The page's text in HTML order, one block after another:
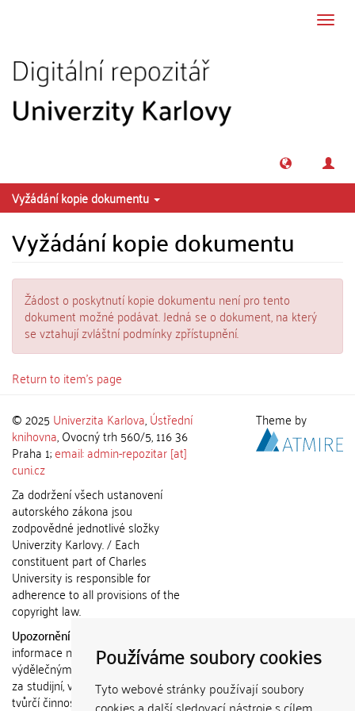
Používáme soubory cookies
Tyto webové stránky používají soubory
Vyžádání kopie dokumentu
Vyžádání kopie dokumentu
Žádost o poskytnutí kopie dokumentu není pro tento
dokument možné podávat. Jedná se o dokument, na který
se vztahují zvláštní podmínky zpřístupnění.
Return to item's page
© 2025 Univerzita Karlova,Ústřední
knihovna, Ovocný trh 560/5, 116 36
Praha 1;email: admin-repozitar [at]
cuni.cz
Za dodržení všech ustanovení
autorského zákona jsou
zodpovědné jednotlivé složky
Univerzity Karlovy. / Each
constituent part of Charles
University is responsible for
adherence to all provisions of the
copyright law.
Upozornění / Notice:
informace nemohou být použity k
výdělečným účelům nebo vydávány
za studijní, vědeckou nebo jinou
tvůrčí činnost jiné osoby než autora.
Theme by